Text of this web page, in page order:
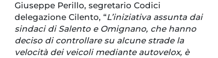
Giuseppe Perillo, segretario Codici
delegazione Cilento, “L’iniziativa assunta dai
sindaci di Salento e Omignano, che hanno
deciso di controllare su alcune strade la
velocità dei veicoli mediante autovelox, è